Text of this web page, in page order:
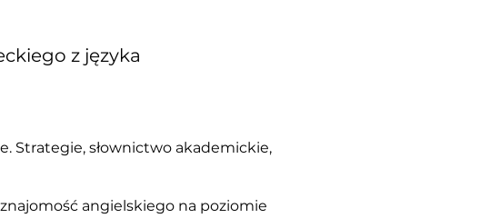
z języka
Strategie, słownictwo akademickie,
angielskiego na poziomie